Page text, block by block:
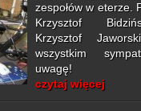
zespołów w eterze.
Krzysztof
Krzysztof
wszystkim
uwagę!
czytaj więcej